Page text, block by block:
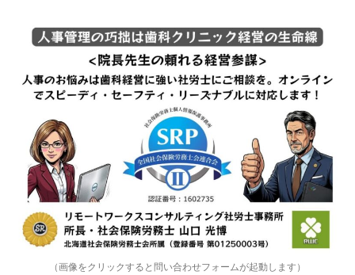
（画像をクリックすると問い合わせフォームが起動します）